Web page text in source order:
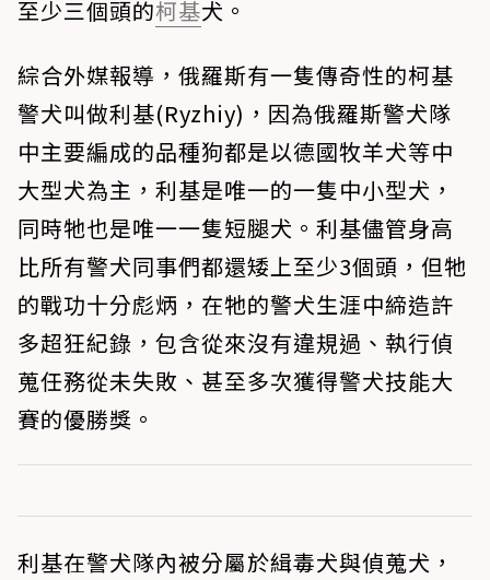
至少三個頭的柯基犬。
綜合外媒報導，俄羅斯有一隻傳奇性的柯基
警犬叫做利基(Ryzhiy)，因為俄羅斯警犬隊
中主要編成的品種狗都是以德國牧羊犬等中
大型犬為主，利基是唯一的一隻中小型犬，
同時牠也是唯一一隻短腿犬。利基儘管身高
比所有警犬同事們都還矮上至少3個頭，但牠
的戰功十分彪炳，在牠的警犬生涯中締造許
多超狂紀錄，包含從來沒有違規過、執行偵
蒐任務從未失敗、甚至多次獲得警犬技能大
賽的優勝獎。
利基在警犬隊內被分屬於緝毒犬與偵蒐犬，